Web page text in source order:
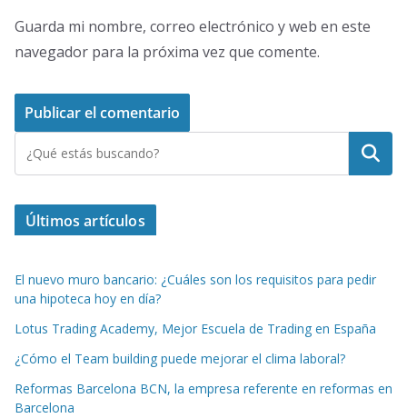
Guarda mi nombre, correo electrónico y web en este
navegador para la próxima vez que comente.
Buscar
Últimos artículos
El nuevo muro bancario: ¿Cuáles son los requisitos para pedir
una hipoteca hoy en día?
Lotus Trading Academy, Mejor Escuela de Trading en España
¿Cómo el Team building puede mejorar el clima laboral?
Reformas Barcelona BCN, la empresa referente en reformas en
Barcelona